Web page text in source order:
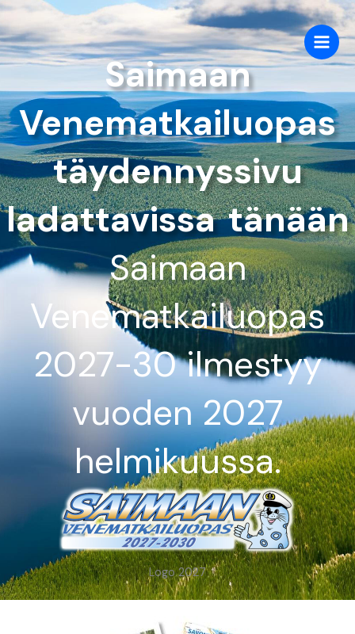
Siirry
sisältöön
Saimaan
Venematkailuopas
täydennyssivu
ladattavissa tänään
Saimaan
Venematkailuopas
2027-30 ilmestyy
vuoden 2027
helmikuussa.
Logo 2027